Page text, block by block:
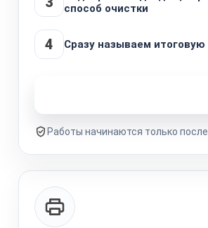
способ очистки
4 Сразу называем
Работы начинаются только после